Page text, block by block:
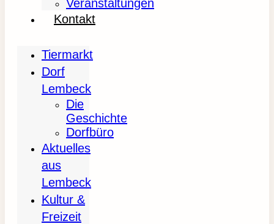
Veranstaltungen
Kontakt
Tiermarkt
Dorf
Lembeck
Die
Geschichte
Dorfbüro
Aktuelles
aus
Lembeck
Kultur &
Freizeit